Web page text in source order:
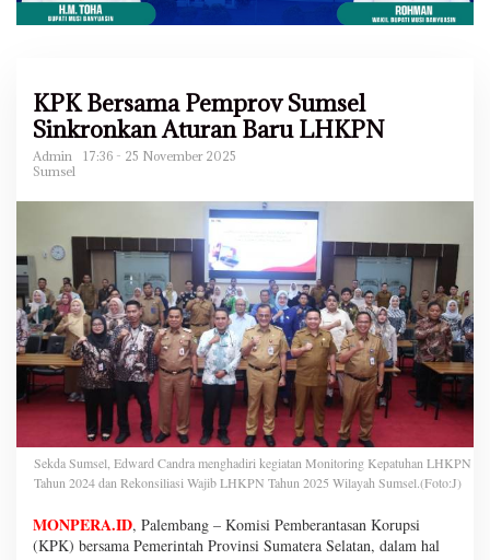
KPK Bersama Pemprov Sumsel
Sinkronkan Aturan Baru LHKPN
Admin
17:36 - 25 November 2025
Sumsel
Sekda Sumsel, Edward Candra menghadiri kegiatan Monitoring Kepatuhan LHKPN
Tahun 2024 dan Rekonsiliasi Wajib LHKPN Tahun 2025 Wilayah Sumsel.(Foto:J)
MONPERA.ID, Palembang – Komisi Pemberantasan Korupsi
(KPK) bersama Pemerintah Provinsi Sumatera Selatan, dalam hal